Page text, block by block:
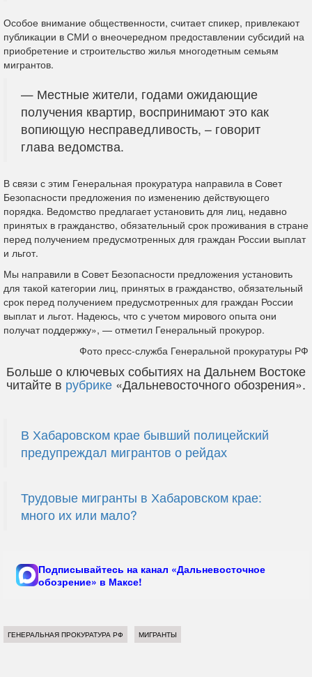
Особое внимание общественности, считает спикер, привлекают
публикации в СМИ о внеочередном предоставлении субсидий на
приобретение и строительство жилья многодетным семьям
мигрантов.
— Местные жители, годами ожидающие
получения квартир, воспринимают это как
вопиющую несправедливость, – говорит
глава ведомства.
В связи с этим Генеральная прокуратура направила в Совет
Безопасности предложения по изменению действующего
порядка. Ведомство предлагает установить для лиц, недавно
принятых в гражданство, обязательный срок проживания в стране
перед получением предусмотренных для граждан России выплат
и льгот.
Мы направили в Совет Безопасности предложения установить
для такой категории лиц, принятых в гражданство, обязательный
срок перед получением предусмотренных для граждан России
выплат и льгот. Надеюсь, что с учетом мирового опыта они
получат поддержку», — отметил Генеральный прокурор.
Фото пресс-служба Генеральной прокуратуры РФ
Больше о ключевых событиях на Дальнем Востоке
читайте в рубрике «Дальневосточного обозрения».
В Хабаровском крае бывший полицейский
предупреждал мигрантов о рейдах
Трудовые мигранты в Хабаровском крае:
много их или мало?
Подписывайтесь на канал «Дальневосточное
обозрение» в Максе!
ГЕНЕРАЛЬНАЯ ПРОКУРАТУРА РФ МИГРАНТЫ